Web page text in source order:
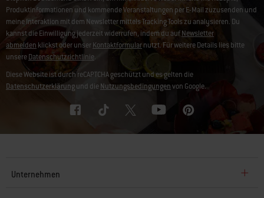
Produktinformationen und kommende Veranstaltungen per E-Mail zuzusenden und
meine Interaktion mit dem Newsletter mittels Tracking Tools zu analysieren. Du
kannst die Einwilligung jederzeit widerrufen, indem du aufNewsletter
abmelden klickst oder unserKontaktformularnutzt. Für weitere Details lies bitte
unsereDatenschutzrichtlinie.
Diese Website ist durch reCAPTCHA geschützt und es gelten die
Datenschutzerklärungund dieNutzungsbedingungenvon Google.
Unternehmen